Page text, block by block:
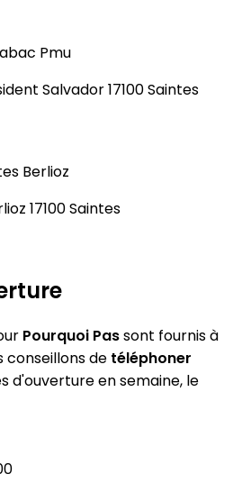
Pmu
Salvador 17100 Saintes
Berlioz
17100 Saintes
Pourquoi Passont fournis à
conseillons de téléphoner
d'ouverture en semaine, le